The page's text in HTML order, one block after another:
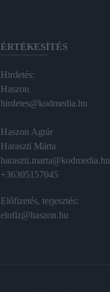
ÉRTÉKESÍTÉS
Hirdetés:
Haszon
hirdetes@kodmedia.hu
Haszon Agrár
Haraszti Márta
haraszti.marta@kodmedia.hu
+36305157045
Előfizetés, terjesztés:
elofiz@haszon.hu